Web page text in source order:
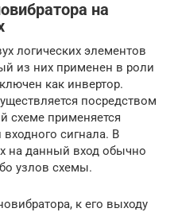
на
логических элементов
из них применен в роли
как инвертор.
посредством
схеме применяется
сигнала. В
на данный вход обычно
узлов схемы.
к его выходу